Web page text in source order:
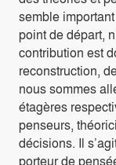
semble
point de départ,
contribution est
reconstruction,
nous sommes
étagères
penseurs,
décisions. Il
porteur de